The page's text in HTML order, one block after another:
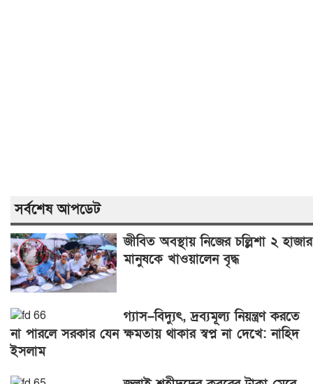
সর্বশেষ আপডেট
জীবিত অবস্থায় নিজের চল্লিশা ২ হাজার
মানুষকে খাওয়ালেন বৃদ্ধ
গ্যাস–বিদ্যুৎ, দ্রব্যমূল্য নিয়ন্ত্রণ করতে
না পারলে সরকার যেন ক্ষমতায় থাকার স্বপ্ন না দেখে: নাহিদ
ইসলাম